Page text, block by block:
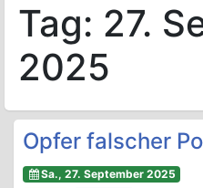
Tag: 27.
2025
Opfer falscher
Sa., 27. September 2025